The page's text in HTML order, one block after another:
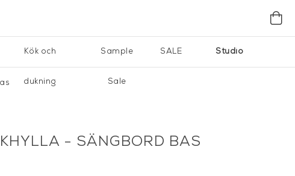
Studio
Kök och
dukning
Sample
Sale
SALE
- SÄNGBORD BAS